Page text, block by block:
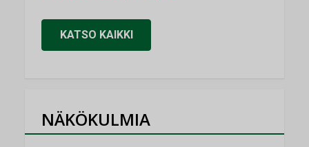
KATSO KAIKKI
NÄKÖKULMIA